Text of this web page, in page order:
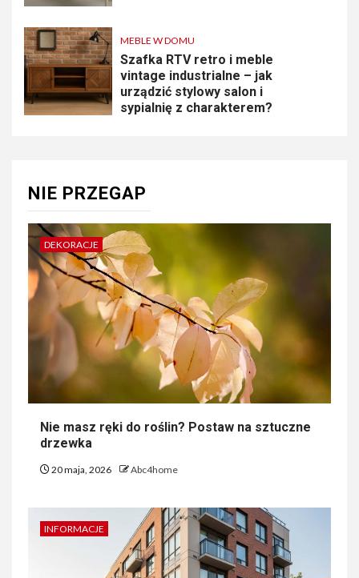
MEBLE W DOMU
Szafka RTV retro i meble
vintage industrialne – jak
urządzić stylowy salon i
sypialnię z charakterem?
NIE PRZEGAP
DEKORACJE
Nie masz ręki do roślin? Postaw na sztuczne
drzewka
20 maja, 2026 Abc4home
INFORMACJE